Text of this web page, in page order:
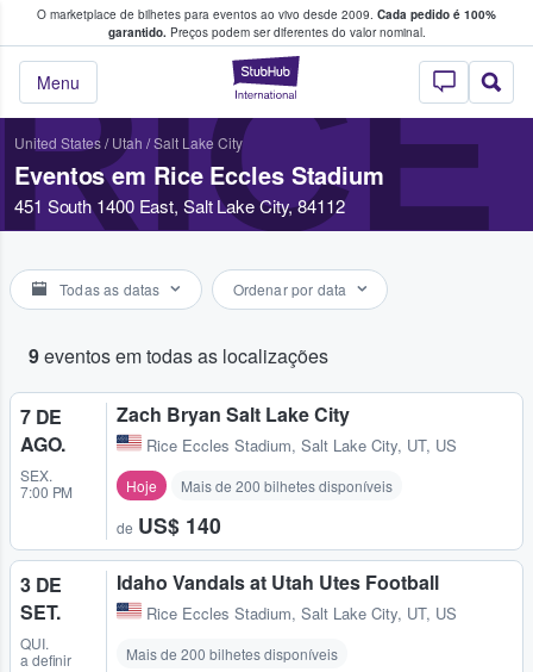
O marketplace de bilhetes para eventos ao vivo desde 2009. Cada pedido é 100%
garantido.Preços podem ser diferentes do valor nominal.
StubHub – onde
Menu
fãs compram e vendem bilhetes
United States/ Utah /Salt Lake City
Eventos em Rice Eccles Stadium
451 South 1400 East, Salt Lake City, 84112
Todas as datas Ordenar por data
9eventos em todas as localizações
7 DE
AGO.
SEX.
7:00 PM
Zach Bryan Salt Lake City
Rice Eccles Stadium, Salt Lake City, UT, US
Hoje Mais de 200 bilhetes disponíveis
de US$ 140
3 DE
SET.
QUI.
a definir
Idaho Vandals at Utah Utes Football
Rice Eccles Stadium, Salt Lake City, UT, US
Mais de 200 bilhetes disponíveis